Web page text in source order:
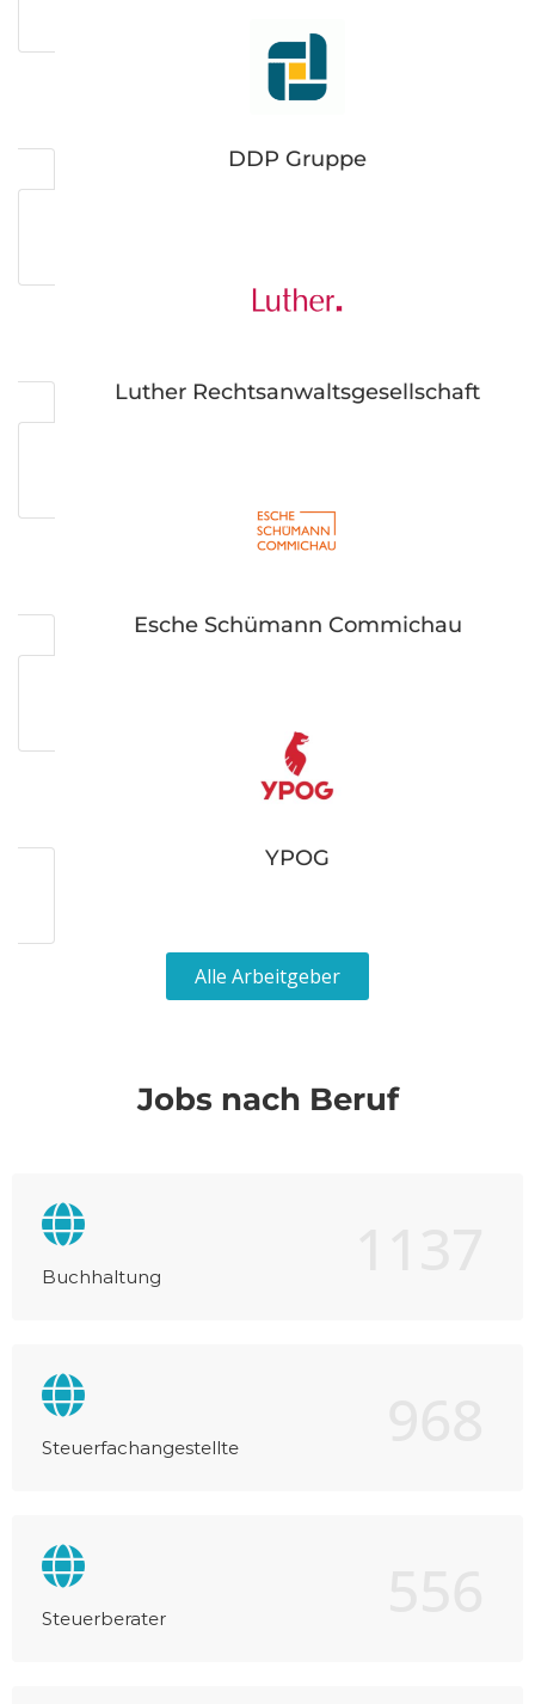
DDP Gruppe
Luther Rechtsanwaltsgesellschaft
Esche Schümann Commichau
YPOG
Alle Arbeitgeber
Jobs nach Beruf
Buchhaltung
Steuerfachangestellte
Steuerberater